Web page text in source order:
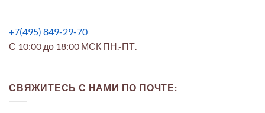
+7(495) 849-29-70
С 10:00 до 18:00 МСК ПН.-ПТ.
СВЯЖИТЕСЬ С НАМИ ПО ПОЧТЕ: